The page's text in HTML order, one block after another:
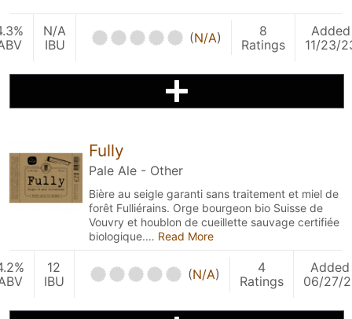
N/A
IBU
(N/A)
8
Ratings
Added
11/23/
Fully
Pale Ale - Other
Bière au seigle garanti sans traitement et miel de
forêt Fulliérains. Orge bourgeon bio Suisse de
Vouvry et houblon de cueillette sauvage certifiée
biologique.… Read More
12
IBU
(N/A)
4
Ratings
Added
06/27/